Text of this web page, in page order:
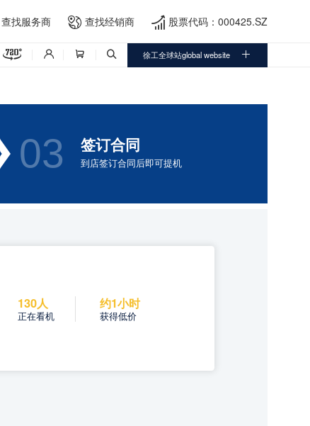
查找服务商  查找经销商  股票代码：000425.SZ
    徐工全球站global website 
03 签订合同
到店签订合同后即可提机
130人
正在看机
约1小时
获得低价